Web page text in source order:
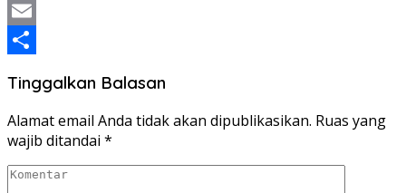
Twitter
Email
Tinggalkan Balasan
Alamat email Anda tidak akan dipublikasikan. Ruas yang
wajib ditandai *